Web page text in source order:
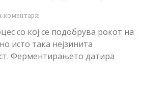
коментари
со кој се подобрува рокот на
исто така нејзинита
Ферментирањето датира